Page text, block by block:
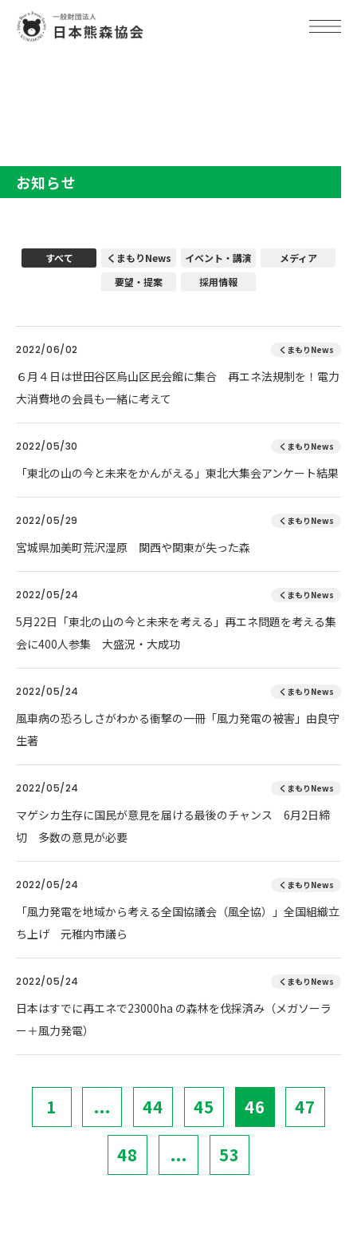
お知らせ
すべて くまもりNews イベント・講演
メディア
要望・提案
採用情報
2022/06/02 くまもりNews
６月４日は世田谷区烏山区民会館に集合 再エネ法規制を！電力
大消費地の会員も一緒に考えて
2022/05/30 くまもりNews
「東北の山の今と未来をかんがえる」東北大集会アンケート結果
2022/05/29 くまもりNews
宮城県加美町荒沢湿原 関西や関東が失った森
2022/05/24 くまもりNews
5月22日「東北の山の今と未来を考える」再エネ問題を考える集
会に400人参集 大盛況・大成功
2022/05/24 くまもりNews
風車病の恐ろしさがわかる衝撃の一冊「風力発電の被害」由良守
生著
2022/05/24 くまもりNews
マゲシカ生存に国民が意見を届ける最後のチャンス 6月2日締
切 多数の意見が必要
2022/05/24 くまもりNews
「風力発電を地域から考える全国協議会（風全協）」全国組織立
ち上げ 元稚内市議ら
2022/05/24 くまもりNews
日本はすでに再エネで23000ha の森林を伐採済み（メガソーラ
ー＋風力発電）
1 ... 44 45 46 47
48 ... 53